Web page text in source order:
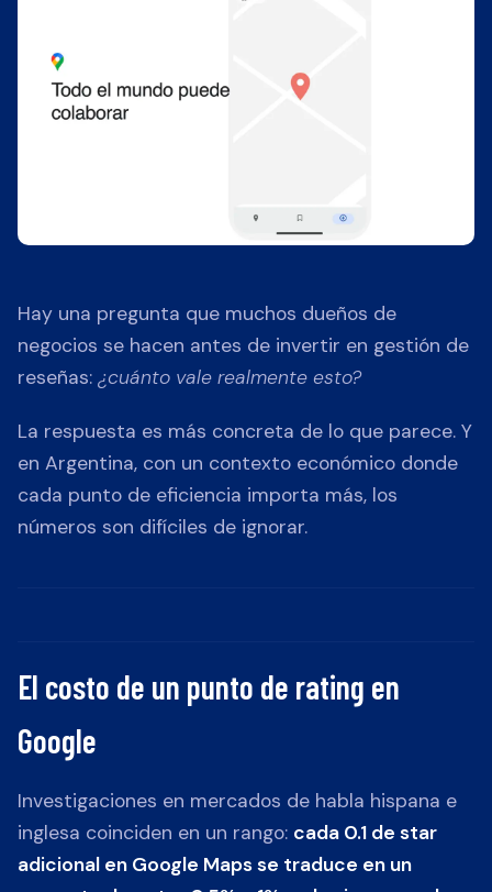
Hay una pregunta que muchos dueños de
negocios se hacen antes de invertir en gestión de
reseñas: ¿cuánto vale realmente esto?
La respuesta es más concreta de lo que parece. Y
en Argentina, con un contexto económico donde
cada punto de eficiencia importa más, los
números son difíciles de ignorar.
El costo de un punto de rating en
Google
Investigaciones en mercados de habla hispana e
inglesa coinciden en un rango: cada 0.1 de star
adicional en Google Maps se traduce en un